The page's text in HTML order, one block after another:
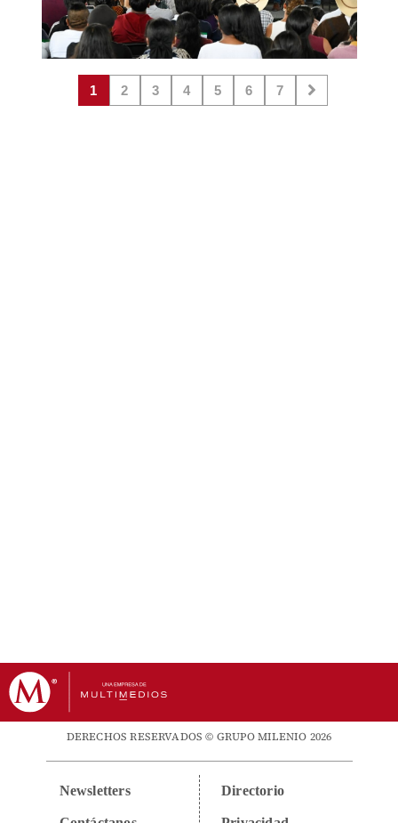
1 2 3 4 5 6 7
DERECHOS RESERVADOS © GRUPO MILENIO 2026
Newsletters Directorio